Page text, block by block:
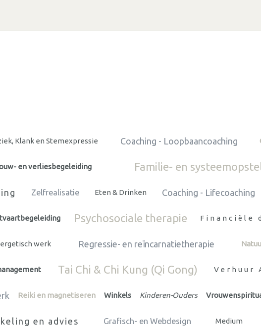
Klank en Stemexpressie Coaching - Loopbaancoaching
en verliesbegeleiding Familie- en
Zelfrealisatie Eten & Drinken Coaching - Lifecoaching
Psychosociale therapie Financiële
werk Regressie- en reïncarnatietherapie
Tai Chi & Chi Kung (Qi Gong) Verhuur
Reiki en magnetiseren Winkels Kinderen-Ouders
en advies Grafisch- en Webdesign Medium